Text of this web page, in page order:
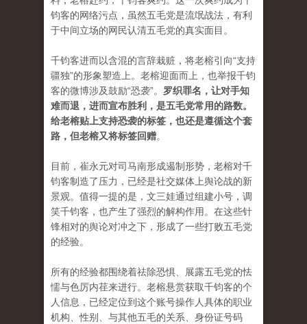
钧客的网络污点，虽然五毛党是流氓战法，有利
于中间立场的网民认清五毛党的真实面目。
千钧客进而以含混的言辞栽赃，将老榕引向“支持
疆独”的形象塑造上。老榕迎面而上，也举报千钧
客的微博涉及鼓励“恐袭”。 罗织罪名，让对手知
难而退，进而宣布胜利，是五毛党常用的路数。
给老榕贴上支持恐袭的标签，也还是遵循这个套
路，但老榕又将标签回赠。
目前，崔永元对司马南形成遏制形势，老榕对千
钧客制造了压力，已经是社交媒体上舆论战的新
景观。值得一提的是，文三娃通过组建小号，调
笑千钧客，也产生了强烈的解构作用。在这些针
锋相对的舆论对冲之下，形成了一些打败五毛党
的经验。
所有的经验都围绕着祛除恐惧、展露五毛党的怯
懦与色厉内荏来进行。老榕悬赏获取千钧客的个
人信息，已经定位到这个账号操作人具体的职业
机构、性别、与其他五毛的关系、身份证号码